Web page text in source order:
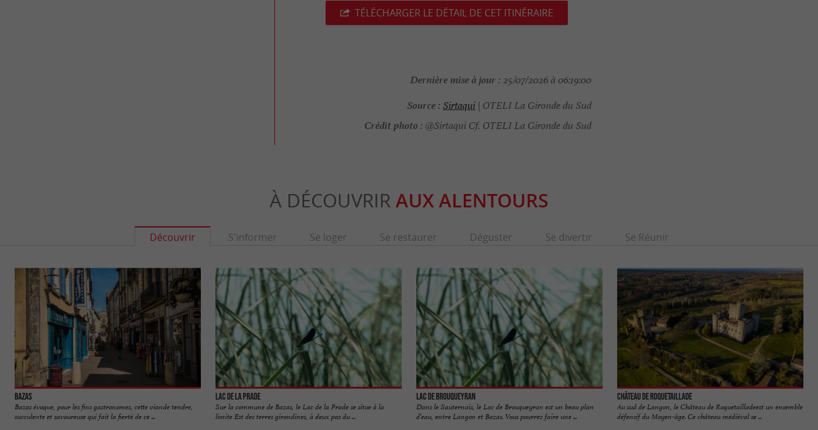
TÉLÉCHARGER LE DÉTAIL DE CET ITINÉRAIRE
Dernière mise à jour : 25/07/2026 à 06:19:00
Source : Sirtaqui| OTELI La Gironde du Sud
Crédit photo : @Sirtaqui Cf. OTELI La Gironde du Sud
À DÉCOUVRIR AUX ALENTOURS
Découvrir S'informer Se loger Se restaurer Déguster Se divertir Se Réunir
Bazas
Bazas évoque, pour les fins gastronomes, cette viande tendre,
succulente et savoureuse qui fait la fierté de ce ...
Lac de la Prade
Sur la commune de Bazas, le Lac de la Prade se situe à la
limite Est des terres girondines, à deux pas du ...
Lac de Brouqueyran
Dans le Sauternais, le Lac de Brouqueyran est un beau plan
d’eau, entre Langon et Bazas. Vous pourrez faire une ...
Château de Roquetaillade
Au sud de Langon, le Château de Roquetailladeest un ensemble
défensif du Moyen-âge. Ce château médiéval se ...